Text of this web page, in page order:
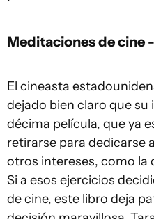
Meditaciones de cine
El cineasta
dejado bien claro que su
décima película, que ya
retirarse para dedicarse
otros intereses, como la
Si a esos ejercicios
de cine, este libro deja